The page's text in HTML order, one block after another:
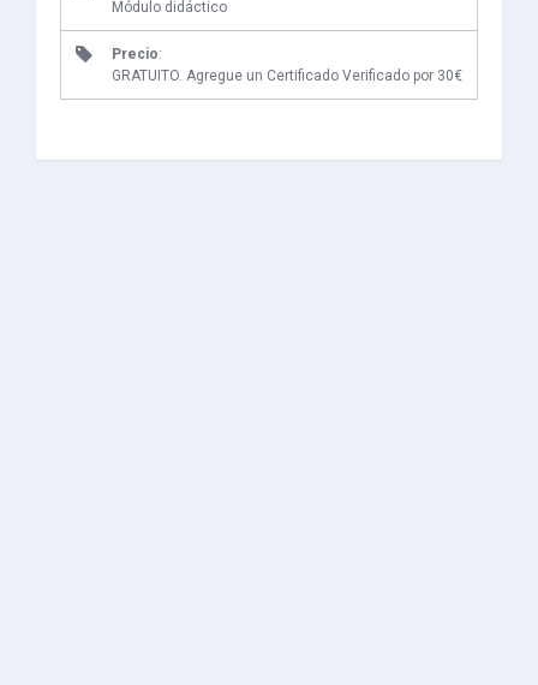
Módulo didáctico
Precio:
GRATUITO. Agregue un Certificado Verificado por 30€